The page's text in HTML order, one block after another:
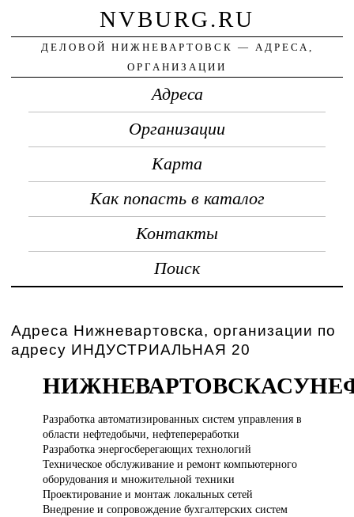
NVBURG.RU
ДЕЛОВОЙ НИЖНЕВАРТОВСК — АДРЕСА,
ОРГАНИЗАЦИИ
Адреса
Организации
Карта
Как попасть в каталог
Контакты
Поиск
Адреса Нижневартовска, организации по
адресу ИНДУСТРИАЛЬНАЯ 20
Разработка автоматизированныхсистем управления в
области нефтедобычи, нефтепереработки
Разработка энергосберегающих технологий
Техническое обслуживание и ремонт компьютерного
оборудования и множительной техники
Проектирование и монтаж локальных сетей
Внедрение и сопровождение бухгалтерских систем